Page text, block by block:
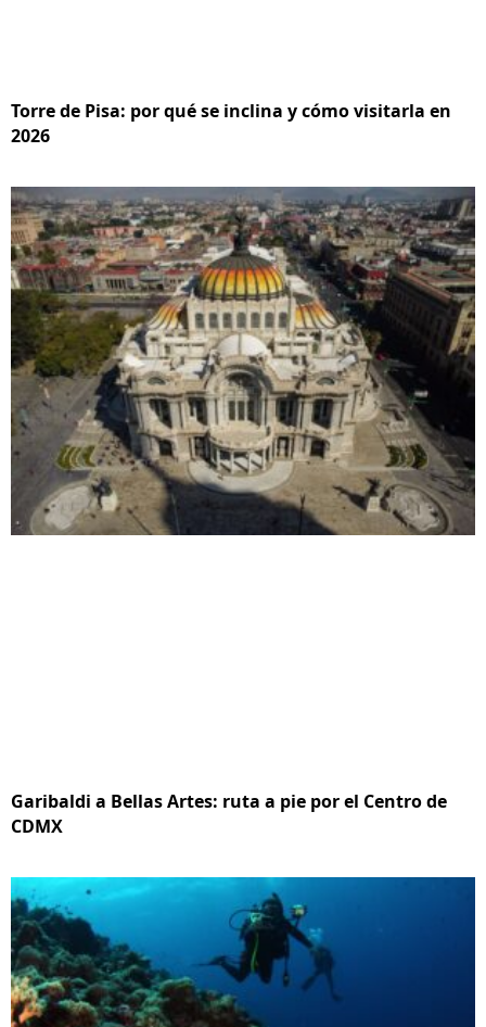
Torre de Pisa: por qué se inclina y cómo visitarla en
2026
Garibaldi a Bellas Artes: ruta a pie por el Centro de
CDMX